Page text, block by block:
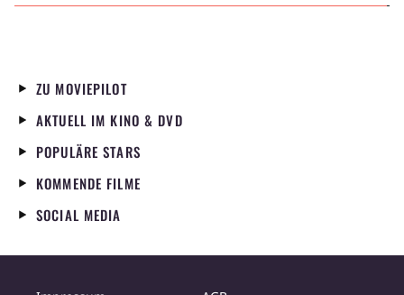
ZU MOVIEPILOT
AKTUELL IM KINO & DVD
POPULÄRE STARS
KOMMENDE FILME
SOCIAL MEDIA